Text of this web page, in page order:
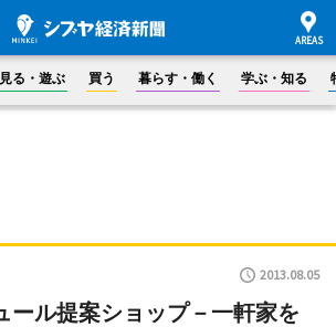
見る・遊ぶ 買う 暮らす・働く 学ぶ・知る
2013.08.05
ール提案ショップ－一軒家を